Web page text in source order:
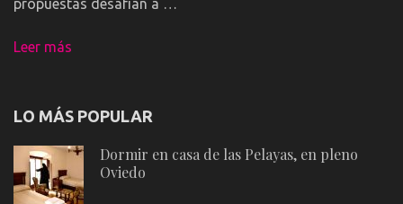
propuestas desafían a …
Leer más
LO MÁS POPULAR
Dormir en casa de las Pelayas, en pleno
Oviedo